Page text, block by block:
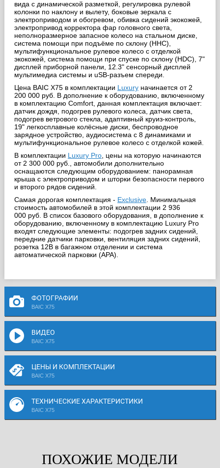
вида с динамической разметкой, регулировка рулевой
колонки по наклону и вылету, боковые зеркала с
электроприводом и обогревом, обивка сидений экокожей,
электропривод корректора фар головного света,
неполноразмерное запасное колесо на стальном диске,
система помощи при подъёме по склону (HHC),
мультифункциональное рулевое колесо с отделкой
экокожей, система помощи при спуске по склону (HDC), 7"
дисплей приборной панели, 12.3" сенсорный дисплей
мультимедиа системы и uSB-разъем спереди.
Цена BAIC X75 в комплектации Luxuryначинается от 2
200 000 руб. В дополнение к оборудованию, включенному
в комплектацию Comfort, данная комплектация включает:
датчик дождя, подогрев рулевого колеса, датчик света,
подогрев ветрового стекла, адаптивный круиз-контроль,
19" легкосплавные колёсные диски, беспроводное
зарядное устройство, аудиосистема с 8 динамиками и
мультифункциональное рулевое колесо с отделкой кожей.
В комплектации Luxury Pro, цены на которую начинаются
от 2 300 000 руб., автомобили дополнительно
оснащаются следующим оборудованием: панорамная
крыша с электроприводом и шторки безопасности первого
и второго рядов сидений.
Самая дорогая комплектация - Exclusive. Минимальная
стоимость автомобилей в этой комплектации 2 936
000 руб. В список базового оборудования, в дополнение к
оборудованию, включенному в комплектацию Luxury Pro
входят следующие элементы: подогрев задних сидений,
передние датчики парковки, вентиляция задних сидений,
розетка 12В в багажном отделении и система
автоматической парковки (APA).
ФОТОГРАФИИ
BAIC X75
ВИДЕО
BAIC X75
ЦЕНЫ И КОМПЛЕКТАЦИИ
BAIC X75
ТЕХНИЧЕСКИЕ ХАРАКТЕРИСТИКИ
BAIC X75
ПОХОЖИЕ МОДЕЛИ